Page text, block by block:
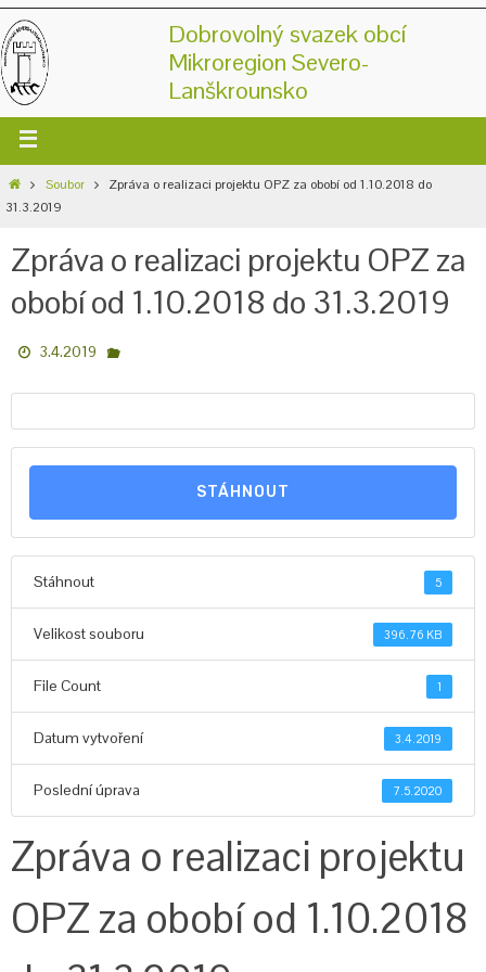
Dobrovolný svazek obcí
Mikroregion Severo-
Lanškrounsko
Soubor
Zpráva o realizaci projektu OPZ za obobí od 1.10.2018 do
31.3.2019
Zpráva o realizaci projektu OPZ za
obobí od 1.10.2018 do 31.3.2019
3.4.2019
STÁHNOUT
Stáhnout 5
Velikost souboru 396.76 KB
File Count 1
Datum vytvoření 3.4.2019
Poslední úprava 7.5.2020
Zpráva o realizaci projektu
OPZ za obobí od 1.10.2018